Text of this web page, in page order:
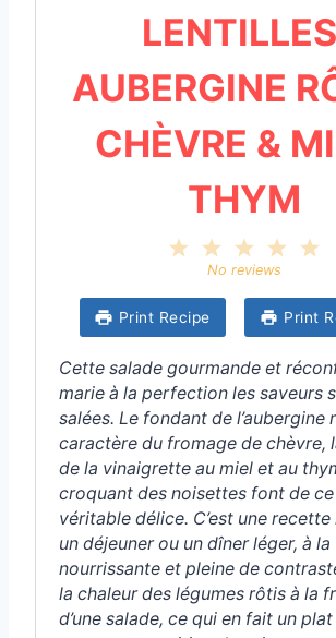
AUBERGINE
CHÈVRE &
THYM
a
r
s
4
a
r
s
3
S
a
r
s
2
S
a
a
r
No reviews
Print Recipe Print
Cette salade gourmande et
marie à la perfection les saveurs
salées. Le fondant de l’aubergine
caractère du fromage de chèvre,
de la vinaigrette au miel et au
croquant des noisettes font de
véritable délice. C’est une
un déjeuner ou un dîner léger, à
nourrissante et pleine de
la chaleur des légumes rôtis à la
d’une salade, ce qui en fait un